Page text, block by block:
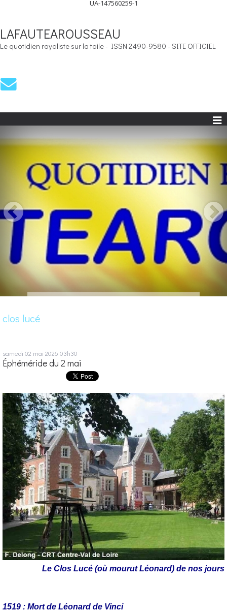
UA-147560259-1
LAFAUTEAROUSSEAU
Le quotidien royaliste sur la toile - ISSN 2490-9580 - SITE OFFICIEL
clos lucé
samedi 02 mai 2026 03h30
Éphéméride du 2 mai
Le Clos Lucé (où mourut Léonard) de nos jours
1519 : Mort de Léonard de Vinci